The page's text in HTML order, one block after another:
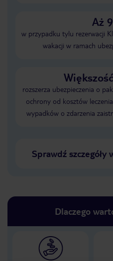
Aż
w przypadku tylu rezerwacji
wakacji w ramach
rozszerza ubezpieczenia o
ochrony od kosztów
wypadków o zdarzenia
Sprawdź
Dlaczego